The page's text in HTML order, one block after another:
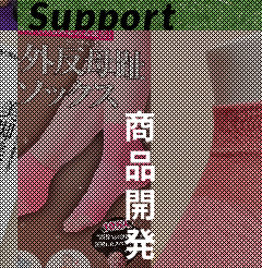
Support
商
品
開
発